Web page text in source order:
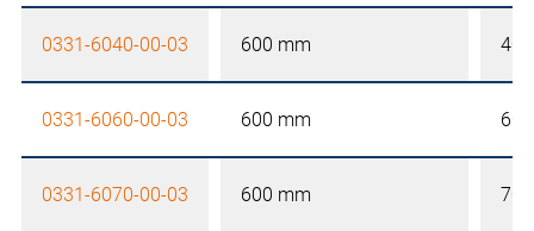
0331-6040-00-03 600 mm
0331-6060-00-03 600 mm
0331-6070-00-03 600 mm